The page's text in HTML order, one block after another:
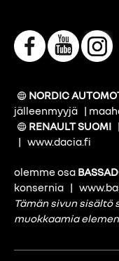
NORDIC
jälleenmyyjä |
RENAULT SUOMI |
| www.dacia.fi
olemme osa
konsernia |
Tämän sivun
muokkaamia